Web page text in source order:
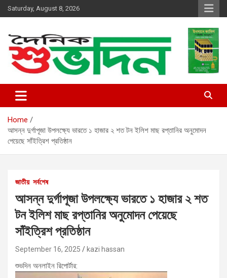
Skip
to
Saturday, August 8, 2026
shubhodin
Home
আসন্ন দুর্গাপূজা উপলক্ষ্যে ভারতে ১ হাজার ২ শত টন ইলিশ মাছ রপ্তানির অনুমোদন
পেয়েছে সাঁইত্রিশ প্রতিষ্ঠান
জাতীয় সর্বশেষ
আসন্ন দুর্গাপূজা উপলক্ষ্যে ভারতে ১ হাজার ২ শত
টন ইলিশ মাছ রপ্তানির অনুমোদন পেয়েছে
সাঁইত্রিশ প্রতিষ্ঠান
September 16, 2025 kazi hassan
শুভদিন অনলাইন রিপোর্টার: